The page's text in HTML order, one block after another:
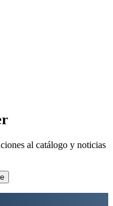
al catálogo y noticias